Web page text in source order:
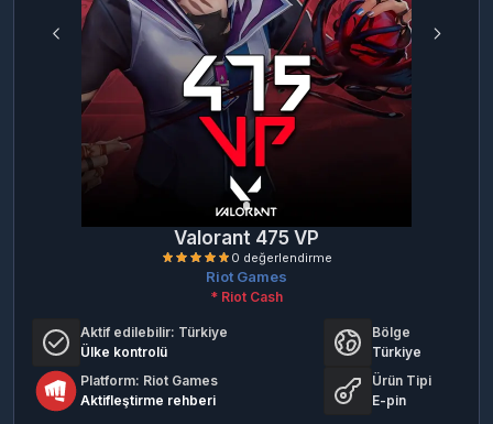
Valorant 475 VP
Riot Games
* Riot Cash
Aktif edilebilir: Türkiye
Ülke kontrolü
Bölge
Türkiye
Platform: Riot Games
Aktifleştirme rehberi
Ürün Tipi
E-pin